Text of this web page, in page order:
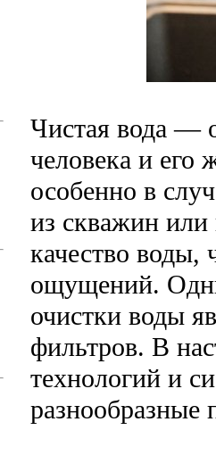
Чистая вода —
человека и его
особенно в
из скважин или
качество воды,
ощущений.
очистки воды
фильтров. В
технологий и
разнообразные